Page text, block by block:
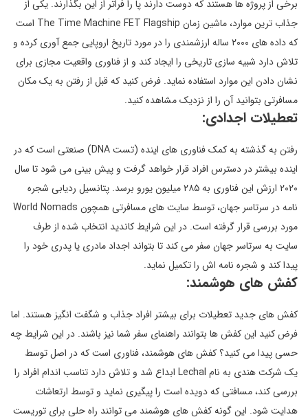
برخی از پروژه ها هستند که دوست دارند پا را فراتر از این بگذارند. یکی از
جذاب ترین موارد، ماشین زمان The Time Machine FET Flagship است
که داده های ۲۰۰۰ ساله ارزشمندی را در مورد تاریخ اروپایی جمع آوری کرده و
تلاش دارد شبیه سازی تاریخی را ایجاد کند و از فناوری واقعیت مجازی برای
نشان دادن این موارد استفاده نماید. فرض کنید که قبل از رفتن به یک مکان
مسافرتی بتوانید آن را از نزدیک مشاهده کنید.
تعطیلات اجدادی:
رفتن به گذشته به کمک فناوری های اینده (تست DNA) صنعتی است که در
اینده بیشتر در دسترس افراد قرار خواهد گرفت و پیش بینی می شود تا سال
۲۰۲۰ ارزش این فناوری به ۲۸۵ میلیون یورو برسد. پتانسیل ردیابی شجره
نامه در سرتاسر جهان، توسط سایت های مسافرتی همچون World Nomads
مورد بررسی قرار گرفته است. در این شرایط کاندید انتخاب شده از طرف
سایت به سرتاسر جهان سفر می کند تا بتواند اجداد مادری یا پدری خود را
پیدا کند و شجره نامه اش را تکمیل نماید.
کفش های هوشمند:
کفش های جدید تعطیلات برای بیشتر افراد جذاب و شگفت انگیز هستند. اما
فرض کنید این کفش ها بتوانند راهنمای سفر شما نیز باشند. در این شرایط چه
حسی پیدا می کنید؟ کفش های هوشمند، فناوری است که در اصل توسط
یک شرکت هندی به نام Lechal ابداع شد و تلاش دارد تناسب اندام افراد را
بررسی کند، مسافتی که دویده است را پیگیری نماید و توسط ارتعاشات
هدایت شود. این گونه کفش های هوشمند می توانند راه حلی برای توریست